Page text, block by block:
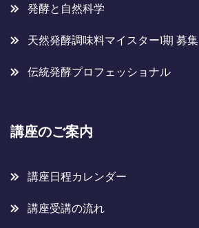
発酵と自然科学
天然発酵調味料マイスター1期 募集
伝統発酵プロフェッショナル
講座のご案内
講座日程カレンダー
講座受講の流れ